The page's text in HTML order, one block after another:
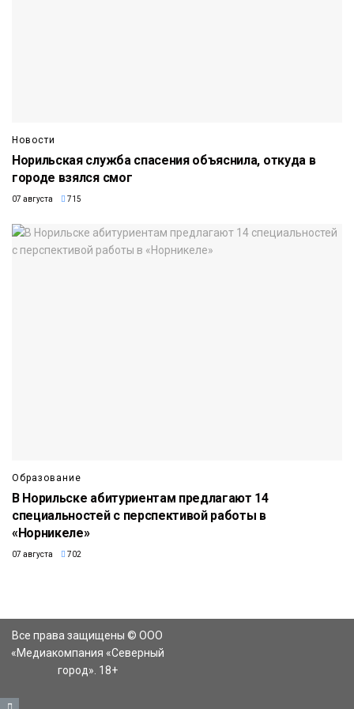
Новости
Норильская служба спасения объяснила, откуда в
городе взялся смог
07 августа 715
Образование
В Норильске абитуриентам предлагают 14
специальностей с перспективой работы в
«Норникеле»
07 августа 702
Все права защищены © ООО
«Медиакомпания «Северный
город». 18+